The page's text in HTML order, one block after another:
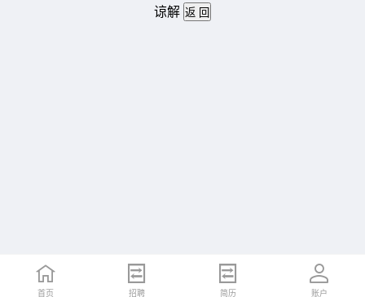
谅解
首页 招聘 简历 账户